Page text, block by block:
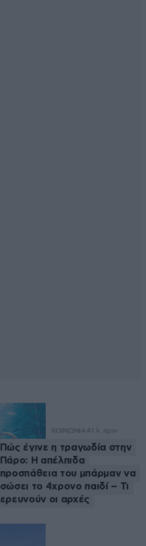
ΚΟΙΝΩΝΙΑ41 λ. πριν
Πώς έγινε η τραγωδία στην
Πάρο: Η απέλπιδα
προσπάθεια του μπάρμαν να
σώσει το 4χρονο παιδί – Τι
ερευνούν οι αρχές